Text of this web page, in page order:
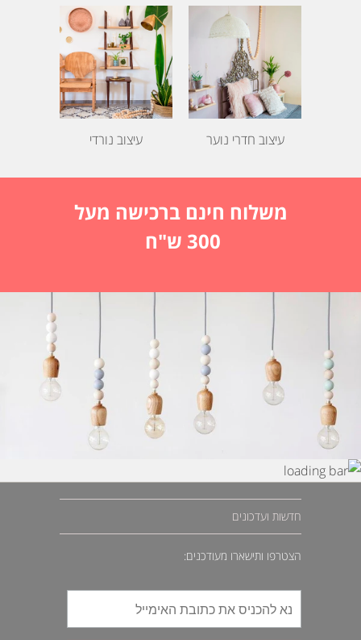
עיצוב נורדי עיצוב חדרי נוער
משלוח חינם ברכישה מעל
300 ש"ח
חדשות ועדכונים
הצטרפו ותישארו מעודכנים: